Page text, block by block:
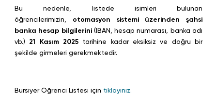
Bu nedenle, listede isimleri bulunan
öğrencilerimizin, otomasyon sistemi üzerinden şahsi
banka hesap bilgilerini(IBAN, hesap numarası, banka adı
vb.) 21 Kasım 2025 tarihine kadar eksiksiz ve doğru bir
şekilde girmeleri gerekmektedir.
Bursiyer Öğrenci Listesi için tıklayınız.